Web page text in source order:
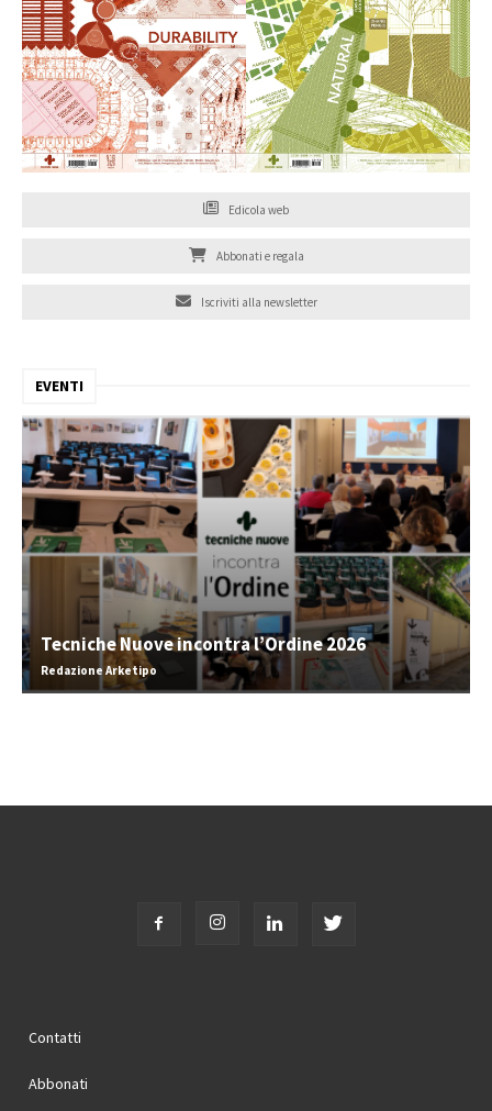
Edicola web
Abbonati e regala
Iscriviti alla newsletter
EVENTI
Tecniche Nuove incontra l’Ordine 2026
Redazione Arketipo
Contatti
Abbonati